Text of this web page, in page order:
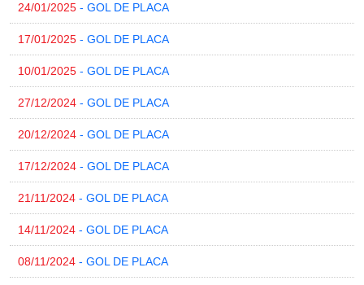
24/01/2025 - GOL DE PLACA
17/01/2025 - GOL DE PLACA
10/01/2025 - GOL DE PLACA
27/12/2024 - GOL DE PLACA
20/12/2024 - GOL DE PLACA
17/12/2024 - GOL DE PLACA
21/11/2024 - GOL DE PLACA
14/11/2024 - GOL DE PLACA
08/11/2024 - GOL DE PLACA